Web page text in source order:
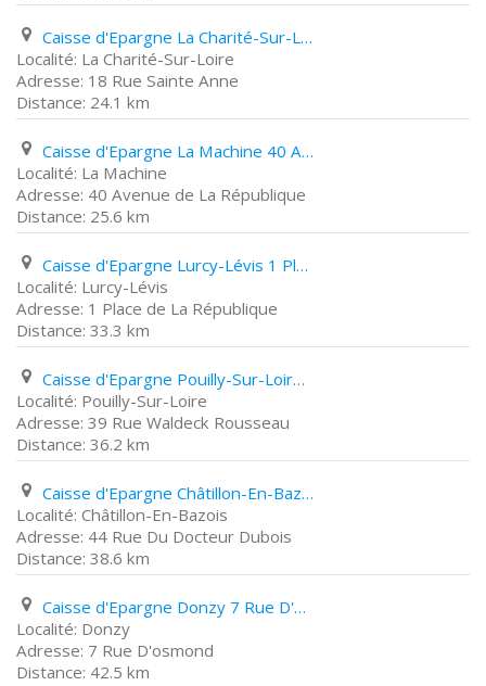
Caisse d'Epargne La Charité-Sur-Loire 18 Rue Sainte Anne
La Charité-Sur-Loire
18 Rue Sainte Anne
24.1 km
Caisse d'Epargne La Machine 40 Avenue de La République
La Machine
40 Avenue de La République
25.6 km
Caisse d'Epargne Lurcy-Lévis 1 Place de La République
Lurcy-Lévis
1 Place de La République
33.3 km
Caisse d'Epargne Pouilly-Sur-Loire 39 Rue Waldeck Rousseau
Pouilly-Sur-Loire
39 Rue Waldeck Rousseau
36.2 km
Caisse d'Epargne Châtillon-En-Bazois 44 Rue Du Docteur Dubois
Châtillon-En-Bazois
44 Rue Du Docteur Dubois
38.6 km
Caisse d'Epargne Donzy 7 Rue D'osmond
Donzy
7 Rue D'osmond
42.5 km